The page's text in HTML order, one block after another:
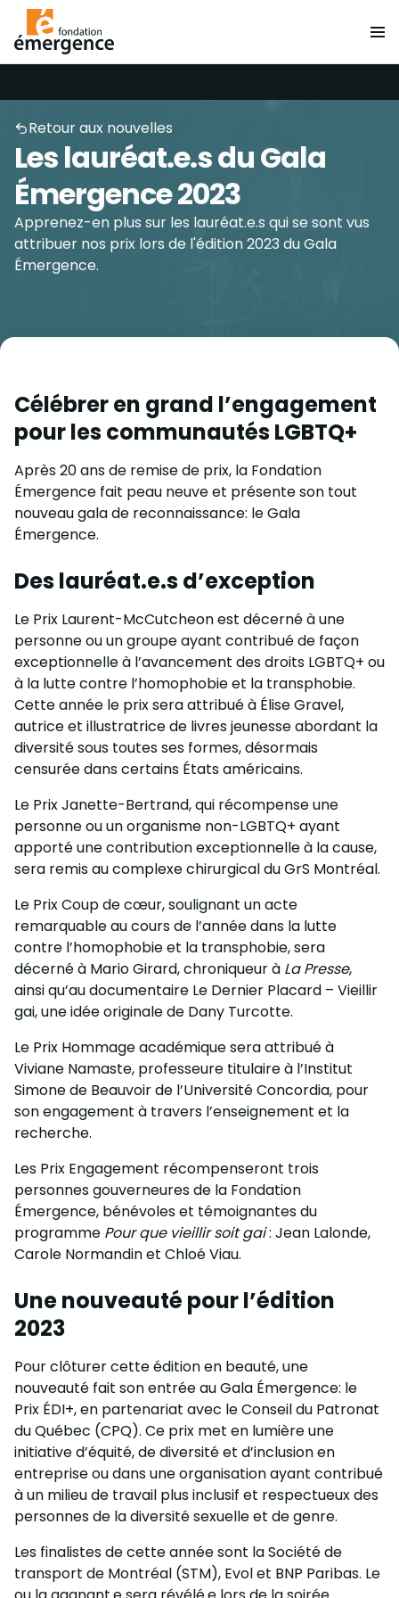
Retour aux nouvelles
Les lauréat.e.s du Gala
Émergence 2023
Apprenez-en plus sur les lauréat.e.s qui se sont vus
attribuer nos prix lors de l'édition 2023 du Gala
Émergence.
Célébrer en grand l’engagement
pour les communautés LGBTQ+
Après 20 ans de remise de prix, la Fondation
Émergence fait peau neuve et présente son tout
nouveau gala de reconnaissance: le Gala
Émergence.
Des lauréat.e.s d’exception
Le Prix Laurent-McCutcheon est décerné à une
personne ou un groupe ayant contribué de façon
exceptionnelle à l’avancement des droits LGBTQ+ ou
à la lutte contre l’homophobie et la transphobie.
Cette année le prix sera attribué à Élise Gravel,
autrice et illustratrice de livres jeunesse abordant la
diversité sous toutes ses formes, désormais
censurée dans certains États américains.
Le Prix Janette-Bertrand, qui récompense une
personne ou un organisme non-LGBTQ+ ayant
apporté une contribution exceptionnelle à la cause,
sera remis au complexe chirurgical du GrS Montréal.
Le Prix Coup de cœur, soulignant un acte
remarquable au cours de l’année dans la lutte
contre l’homophobie et la transphobie, sera
décerné à Mario Girard, chroniqueur à La Presse,
ainsi qu’au documentaire Le Dernier Placard – Vieillir
gai, une idée originale de Dany Turcotte.
Le Prix Hommage académique sera attribué à
Viviane Namaste, professeure titulaire à l’Institut
Simone de Beauvoir de l’Université Concordia, pour
son engagement à travers l’enseignement et la
recherche.
Les Prix Engagement récompenseront trois
personnes gouverneures de la Fondation
Émergence, bénévoles et témoignantes du
programme Pour que vieillir soit gai: Jean Lalonde,
Carole Normandin et Chloé Viau.
Une nouveauté pour l’édition
2023
Pour clôturer cette édition en beauté, une
nouveauté fait son entrée au Gala Émergence: le
Prix ÉDI+, en partenariat avec le Conseil du Patronat
du Québec (CPQ). Ce prix met en lumière une
initiative d’équité, de diversité et d’inclusion en
entreprise ou dans une organisation ayant contribué
à un milieu de travail plus inclusif et respectueux des
personnes de la diversité sexuelle et de genre.
Les finalistes de cette année sont la Société de
transport de Montréal (STM), Evol et BNP Paribas. Le